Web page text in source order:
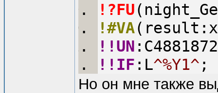
!?FU
!#VA
!!UN :C4881872
!!IF :L^%Y1^ ;
Но он мне также